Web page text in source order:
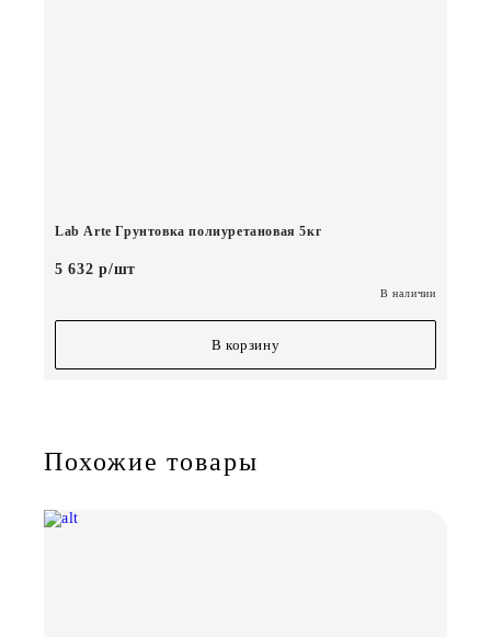
Lab Arte Грунтовка полиуретановая 5кг
5 632 р/шт
В наличии
В корзину
Похожие товары